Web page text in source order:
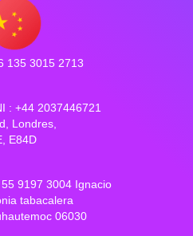
135 3015 2713
: +44 2037446721
Londres,
E84D
9197 3004 Ignacio
tabacalera
06030